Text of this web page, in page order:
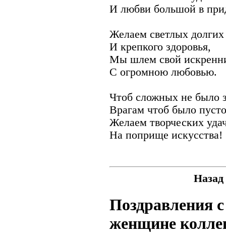
И любви большой в
Желаем светлых долгих
И крепкого здоровья,
Мы шлем свой
С огромною любовью.
Чтоб сложных не было
Врагам чтоб было
Желаем творческих
На поприще искусства!
Назад
Поздравления
женщине